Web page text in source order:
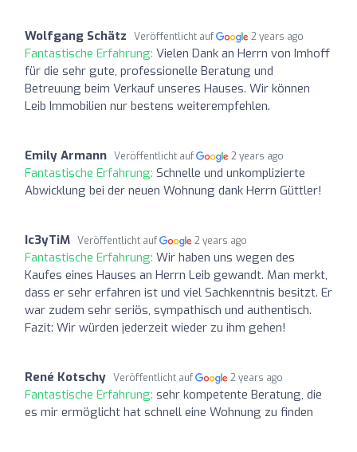
Wolfgang Schätz Veröffentlicht auf 2 years ago
Fantastische Erfahrung: Vielen Dank an Herrn von Imhoff
für die sehr gute, professionelle Beratung und
Betreuung beim Verkauf unseres Hauses. Wir können
Leib Immobilien nur bestens weiterempfehlen.
Emily Armann Veröffentlicht auf 2 years ago
Fantastische Erfahrung: Schnelle und unkomplizierte
Abwicklung bei der neuen Wohnung dank Herrn Güttler!
Ic3yTiM Veröffentlicht auf 2 years ago
Fantastische Erfahrung: Wir haben uns wegen des
Kaufes eines Hauses an Herrn Leib gewandt. Man merkt,
dass er sehr erfahren ist und viel Sachkenntnis besitzt. Er
war zudem sehr seriös, sympathisch und authentisch.
Fazit: Wir würden jederzeit wieder zu ihm gehen!
René Kotschy Veröffentlicht auf 2 years ago
Fantastische Erfahrung: sehr kompetente Beratung, die
es mir ermöglicht hat schnell eine Wohnung zu finden